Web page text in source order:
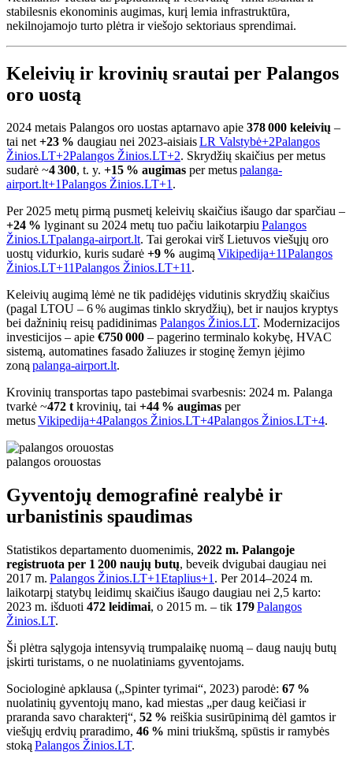
stabilesnis ekonominis augimas, kurį lemia infrastruktūra,
nekilnojamojo turto plėtra ir viešojo sektoriaus sprendimai.
Keleivių ir krovinių srautai per Palangos
oro uostą
2024 metais Palangos oro uostas aptarnavo apie 378 000 keleivių –
tai net+23 % daugiau nei 2023‑aisiaisLR Valstybė+2Palangos
Žinios.LT+2Palangos Žinios.LT+2. Skrydžių skaičius per metus
sudarė ~4 300, t. y. +15 % augimas per metuspalanga-
airport.lt+1Palangos Žinios.LT+1.
Per 2025 metų pirmą pusmetį keleivių skaičius išaugo dar sparčiau –
+24 % lyginant su 2024 metų tuo pačiu laikotarpiuPalangos
Žinios.LTpalanga-airport.lt. Tai gerokai virš Lietuvos viešųjų oro
uostų vidurkio, kuris sudarė +9 % augimąVikipedija+11Palangos
Žinios.LT+11Palangos Žinios.LT+11.
Keleivių augimą lėmė ne tik padidėjęs vidutinis skrydžių skaičius
(pagal LTOU – 6 % augimas tinklo skrydžių), bet ir naujos kryptys
bei dažninių reisų padidinimas Palangos Žinios.LT. Modernizacijos
investicijos – apie €750 000 – pagerino terminalo kokybę, HVAC
sistemą, automatines fasado žaliuzes ir stoginę žemyn įėjimo
zonąpalanga-airport.lt.
Krovinių transportas tapo pastebimai svarbesnis: 2024 m. Palanga
tvarkė ~472 tkrovinių, tai +44 % augimas per
metusVikipedija+4Palangos Žinios.LT+4Palangos Žinios.LT+4.
palangos orouostas
Gyventojų demografinė realybė ir
urbanistinis spaudimas
Statistikos departamento duomenimis, 2022 m. Palangoje
registruota per 1 200 naujų butų, beveik dvigubai daugiau nei
2017 m. Palangos Žinios.LT+1Etaplius+1 . Per 2014–2024 m.
laikotarpį statybų leidimų skaičius išaugo daugiau nei 2,5 karto:
2023 m. išduoti 472 leidimai, o 2015 m. – tik 179Palangos
Žinios.LT.
Ši plėtra sąlygoja intensyvią trumpalaikę nuomą – daug naujų butų
įskirti turistams, o ne nuolatiniams gyventojams.
Sociologinė apklausa („Spinter tyrimai“, 2023) parodė: 67 %
nuolatinių gyventojų mano, kad miestas „per daug keičiasi ir
praranda savo charakterį“, 52 % reiškia susirūpinimą dėl gamtos ir
viešųjų erdvių praradimo, 46 % mini triukšmą, spūstis ir ramybės
stoką Palangos Žinios.LT.